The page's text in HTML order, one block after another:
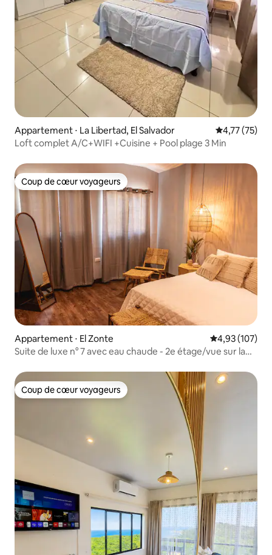
Appartement ⋅ La Libertad, El Salvador Évaluation
4,77 (75)
Loft complet A/C+WIFI +Cuisine + Pool plage 3 Min
Coup de cœur voyageurs
Coup de cœur voyageurs
Appartement ⋅ El Zonte Évaluation
4,93 (107)
Suite de luxe n° 7 avec eau chaude - 2e étage/vue sur la
Coup de cœur voyageurs
Coup de cœur voyageurs